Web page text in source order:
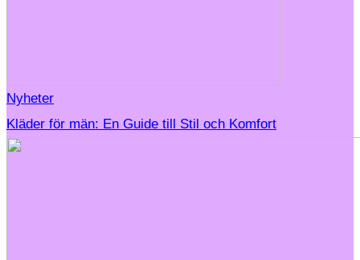
Nyheter
Kläder för män: En Guide till Stil och Komfort